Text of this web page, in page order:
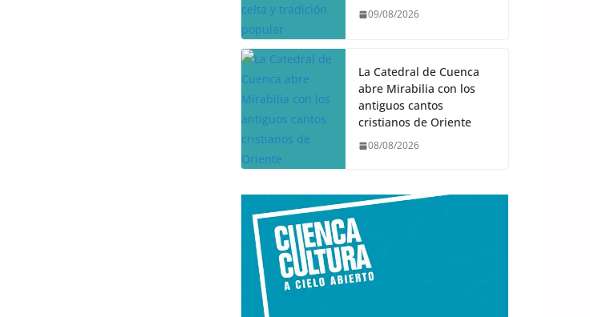
09/08/2026
La Catedral de Cuenca
abre Mirabilia con los
antiguos cantos
cristianos de Oriente
08/08/2026